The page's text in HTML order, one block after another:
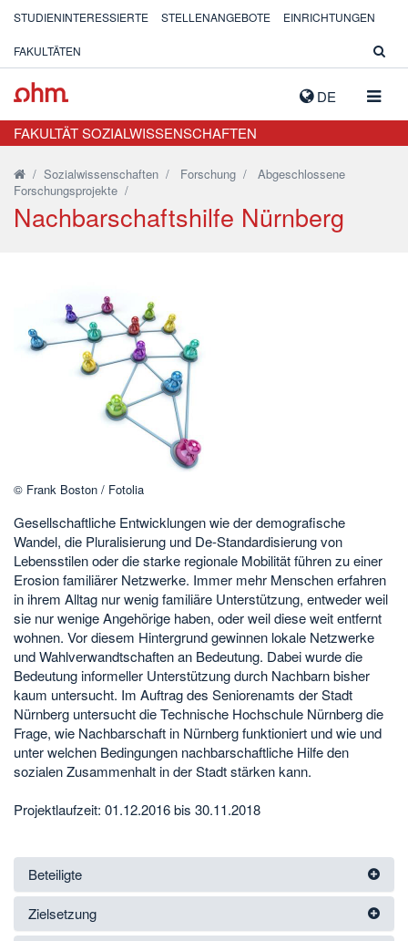
DE
STUDIENINTERESSIERTE STELLENANGEBOTE EINRICHTUNGEN
FAKULTÄTEN
FAKULTÄT SOZIALWISSENSCHAFTEN
/ Sozialwissenschaften / Forschung / Abgeschlossene
Forschungsprojekte /
Nachbarschaftshilfe Nürnberg
© Frank Boston / Fotolia
Gesellschaftliche Entwicklungen wie der demografische
Wandel, die Pluralisierung und De-Standardisierung von
Lebensstilen oder die starke regionale Mobilität führen zu einer
Erosion familiärer Netzwerke. Immer mehr Menschen erfahren
in ihrem Alltag nur wenig familiäre Unterstützung, entweder weil
sie nur wenige Angehörige haben, oder weil diese weit entfernt
wohnen. Vor diesem Hintergrund gewinnen lokale Netzwerke
und Wahlverwandtschaften an Bedeutung. Dabei wurde die
Bedeutung informeller Unterstützung durch Nachbarn bisher
kaum untersucht. Im Auftrag des Seniorenamts der Stadt
Nürnberg untersucht die Technische Hochschule Nürnberg die
Frage, wie Nachbarschaft in Nürnberg funktioniert und wie und
unter welchen Bedingungen nachbarschaftliche Hilfe den
sozialen Zusammenhalt in der Stadt stärken kann.
Projektlaufzeit: 01.12.2016 bis 30.11.2018
Beteiligte
Zielsetzung